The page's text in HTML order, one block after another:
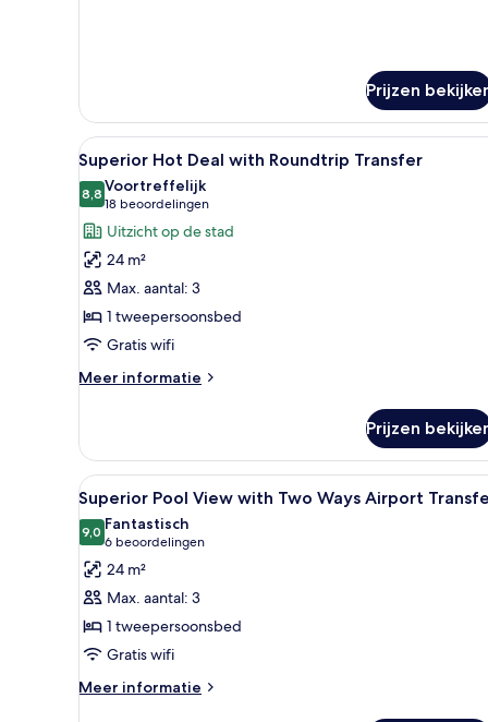
Ways
Airport
Transfer
Prijzen
Alle
foto's
voor
Superior
Hot
Deal
with
Roundtrip
Transfer
laden
Een hotelkamer met een
8
Superior Hot Deal with Roundtrip Transfer
8,88,8 van 10
Voortreffelijk
18 beoordelingen
(18
beoordelingen)
Uitzicht op de stad
24 m²
Max. aantal: 3
1 tweepersoonsbed
Gratis wifi
Meer informatie
Meer
Hot
Deal
with
Roundtrip
Transfer
Prijzen
Alle
foto's
voor
Superior
Pool
View
with
Two
Ways
Een hotelkamer met een
9
Superior Pool View with Two Ways Airport
9,09,0 van 10
Fantastisch
6 beoordelingen
(6
beoordelingen)
24 m²
Max. aantal: 3
1 tweepersoonsbed
Gratis wifi
Meer informatie
Meer